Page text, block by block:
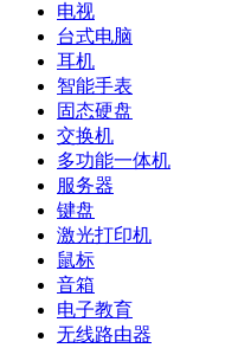
电视
台式电脑
耳机
智能手表
固态硬盘
交换机
多功能一体机
服务器
键盘
激光打印机
鼠标
音箱
电子教育
无线路由器